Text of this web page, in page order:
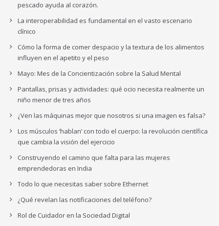
pescado ayuda al corazón.
La interoperabilidad es fundamental en el vasto escenario
clínico
Cómo la forma de comer despacio y la textura de los alimentos
influyen en el apetito y el peso
Mayo: Mes de la Concientización sobre la Salud Mental
Pantallas, prisas y actividades: qué ocio necesita realmente un
niño menor de tres años
¿Ven las máquinas mejor que nosotros si una imagen es falsa?
Los músculos ‘hablan’ con todo el cuerpo: la revolución científica
que cambia la visión del ejercicio
Construyendo el camino que falta para las mujeres
emprendedoras en India
Todo lo que necesitas saber sobre Ethernet
¿Qué revelan las notificaciones del teléfono?
Rol de Cuidador en la Sociedad Digital